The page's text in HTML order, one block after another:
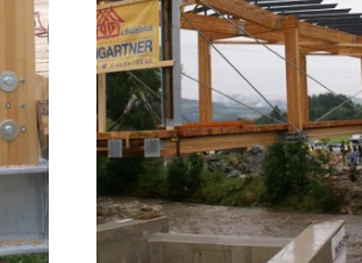
zoom +